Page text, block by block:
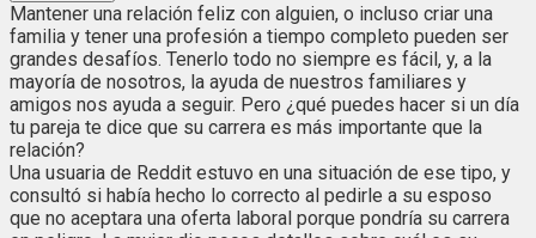
Mantener una relación feliz con alguien, o incluso criar una
familia y tener una profesión a tiempo completo pueden ser
grandes desafíos. Tenerlo todo no siempre es fácil, y, a la
mayoría de nosotros, la ayuda de nuestros familiares y
amigos nos ayuda a seguir. Pero ¿qué puedes hacer si un día
tu pareja te dice que su carrera es más importante que la
relación?
Una usuaria de Reddit estuvo en una situación de ese tipo, y
consultó si había hecho lo correcto al pedirle a su esposo
que no aceptara una oferta laboral porque pondría su carrera